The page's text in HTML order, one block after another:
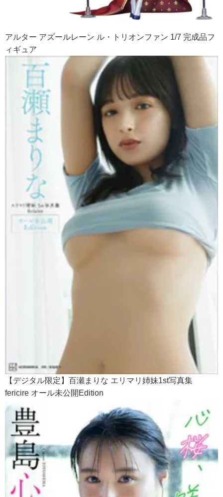
アルター アズールレーン ル・トリオンファン 1/7 完成品フ
ィギュア
【デジタル限定】百瀬まりな エリマリ姉妹1st写真集
fericire オール未公開Edition